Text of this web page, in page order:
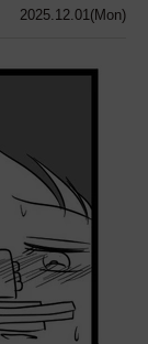
2025.12.01(Mon)